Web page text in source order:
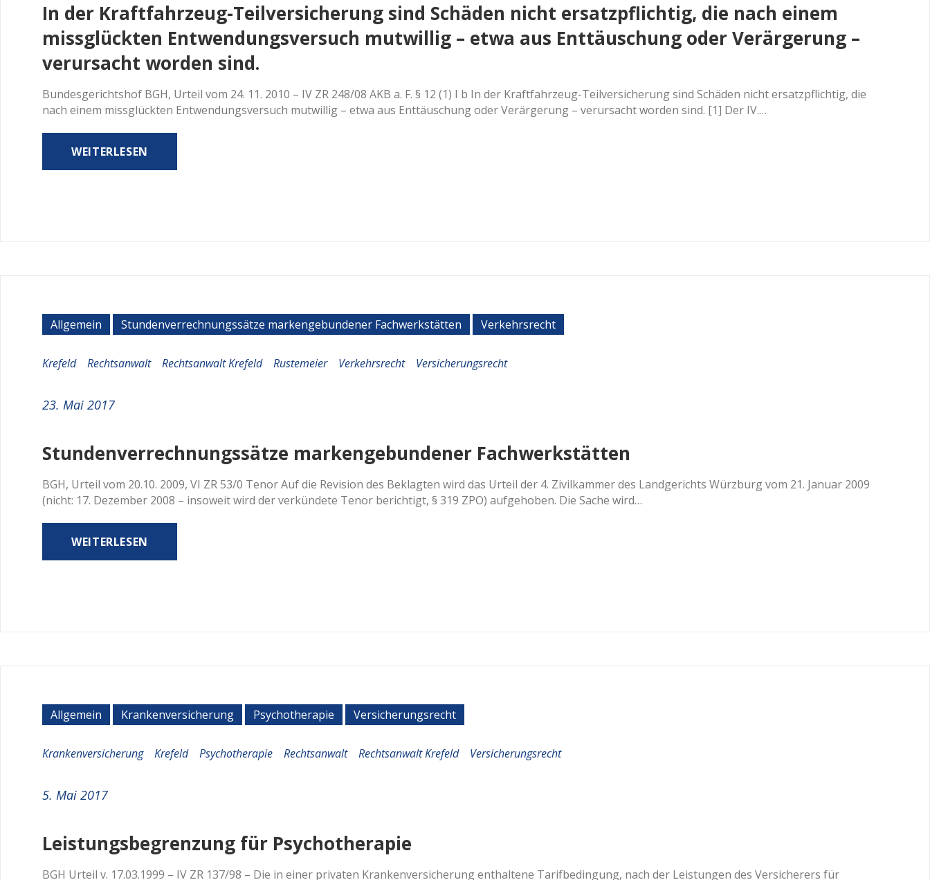
In der Kraftfahrzeug-Teilversicherung sind Schäden nicht ersatzpflichtig, die nach einem
missglückten Entwendungsversuch mutwillig – etwa aus Enttäuschung oder Verärgerung –
verursacht worden sind.
Bundesgerichtshof BGH, Urteil vom 24. 11. 2010 – IV ZR 248/08 AKB a. F. § 12 (1) I b In der Kraftfahrzeug-Teilversicherung sind Schäden nicht ersatzpflichtig, die
nach einem missglückten Entwendungsversuch mutwillig – etwa aus Enttäuschung oder Verärgerung – verursacht worden sind. [1] Der IV.…
WEITERLESEN
Allgemein Stundenverrechnungssätze markengebundener Fachwerkstätten Verkehrsrecht
Krefeld Rechtsanwalt Rechtsanwalt Krefeld Rustemeier Verkehrsrecht Versicherungsrecht
23. Mai 2017
Stundenverrechnungssätze markengebundener Fachwerkstätten
BGH, Urteil vom 20.10. 2009, VI ZR 53/0 Tenor Auf die Revision des Beklagten wird das Urteil der 4. Zivilkammer des Landgerichts Würzburg vom 21. Januar 2009
(nicht: 17. Dezember 2008 – insoweit wird der verkündete Tenor berichtigt, § 319 ZPO) aufgehoben. Die Sache wird…
WEITERLESEN
Allgemein Krankenversicherung Psychotherapie Versicherungsrecht
Krankenversicherung Krefeld Psychotherapie Rechtsanwalt Rechtsanwalt Krefeld Versicherungsrecht
5. Mai 2017
Leistungsbegrenzung für Psychotherapie
BGH Urteil v. 17.03.1999 – IV ZR 137/98 – Die in einer privaten Krankenversicherung enthaltene Tarifbedingung, nach der Leistungen des Versicherers für